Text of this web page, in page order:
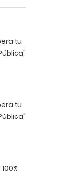
tu
tu